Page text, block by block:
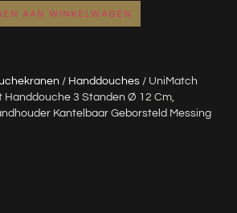
/ Handdouches/ UniMatch
Handdouche 3 Standen Ø 12 Cm,
Kantelbaar Geborsteld Messing
AAN WINKELWAGEN